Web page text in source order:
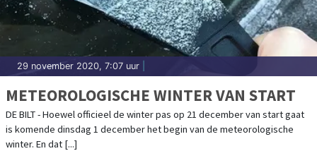
29 november 2020, 7:07 uur
METEOROLOGISCHE WINTER VAN START
DE BILT - Hoewel officieel de winter pas op 21 december van start gaat
is komende dinsdag 1 december het begin van de meteorologische
winter. En dat [...]